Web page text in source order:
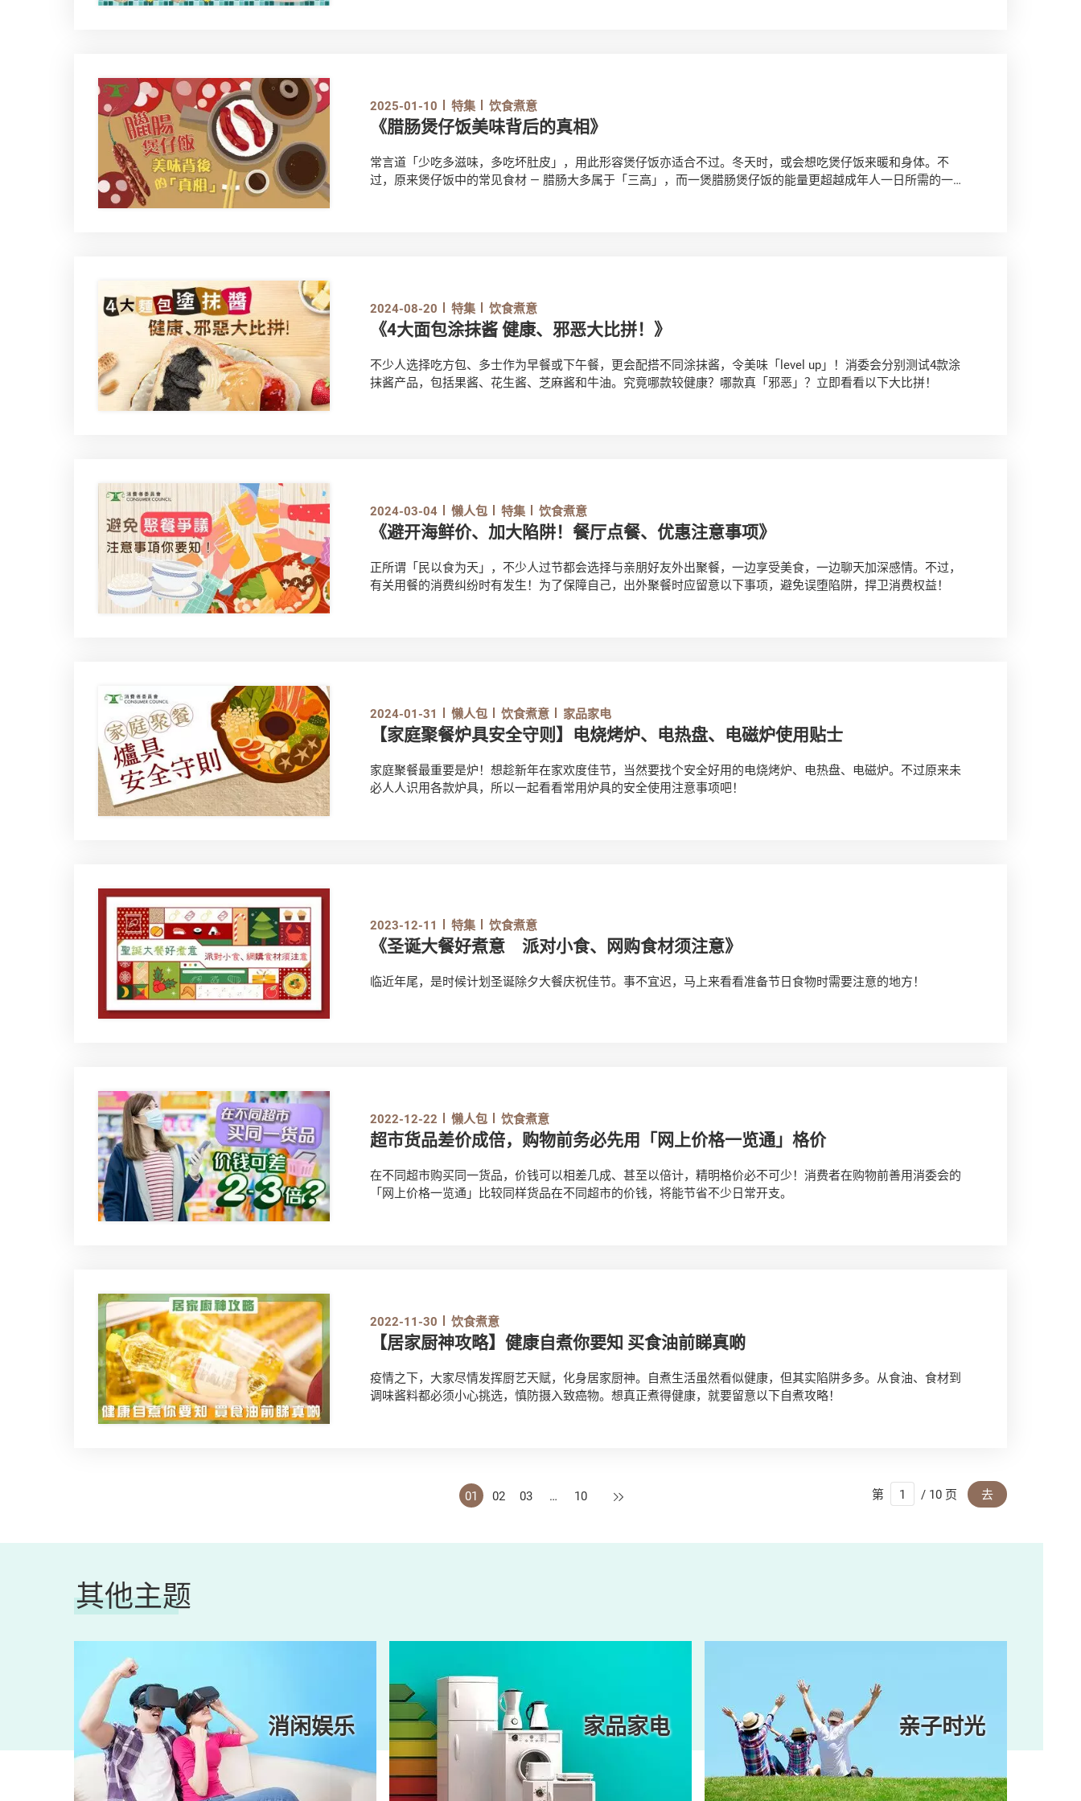
2025-01-10 特集 饮食煮意
《腊肠煲仔饭美味背后的真相》
常言道「少吃多滋味，多吃坏肚皮」，用此形容煲仔饭亦适合不过。冬天时，或会想吃煲仔饭来暖和身体。不
过，原来煲仔饭中的常见食材 — 腊肠大多属于「三高」，而一煲腊肠煲仔饭的能量更超越成年人一日所需的一
2024-08-20 特集 饮食煮意
《4大面包涂抹酱 健康、邪恶大比拼！》
不少人选择吃方包、多士作为早餐或下午餐，更会配搭不同涂抹酱，令美味「level up」！消委会分别测试4款涂
抹酱产品，包括果酱、花生酱、芝麻酱和牛油。究竟哪款较健康？哪款真「邪恶」？立即看看以下大比拼！
2024-03-04 懒人包 特集 饮食煮意
《避开海鲜价、加大陷阱！餐厅点餐、优惠注意事项》
正所谓「民以食为天」，不少人过节都会选择与亲朋好友外出聚餐，一边享受美食，一边聊天加深感情。不过，
有关用餐的消费纠纷时有发生！为了保障自己，出外聚餐时应留意以下事项，避免误堕陷阱，捍卫消费权益！
2024-01-31 懒人包 饮食煮意 家品家电
【家庭聚餐炉具安全守则】电烧烤炉、电热盘、电磁炉使用贴士
家庭聚餐最重要是炉！想趁新年在家欢度佳节，当然要找个安全好用的电烧烤炉、电热盘、电磁炉。不过原来未
必人人识用各款炉具，所以一起看看常用炉具的安全使用注意事项吧！
2023-12-11 特集 饮食煮意
《圣诞大餐好煮意 派对小食、网购食材须注意》
临近年尾，是时候计划圣诞除夕大餐庆祝佳节。事不宜迟，马上来看看准备节日食物时需要注意的地方！
2022-12-22 懒人包 饮食煮意
超市货品差价成倍，购物前务必先用「网上价格一览通」格价
在不同超市购买同一货品，价钱可以相差几成、甚至以倍计，精明格价必不可少！消费者在购物前善用消委会的
「网上价格一览通」比较同样货品在不同超市的价钱，将能节省不少日常开支。
2022-11-30 饮食煮意
【居家厨神攻略】健康自煮你要知 买食油前睇真啲
疫情之下，大家尽情发挥厨艺天赋，化身居家厨神。自煮生活虽然看似健康，但其实陷阱多多。从食油、食材到
调味酱料都必须小心挑选，慎防摄入致癌物。想真正煮得健康，就要留意以下自煮攻略！
01 02 03 … 10 下一页 第 / 10 页 去
其他主题
消闲娱乐 家品家电 亲子时光